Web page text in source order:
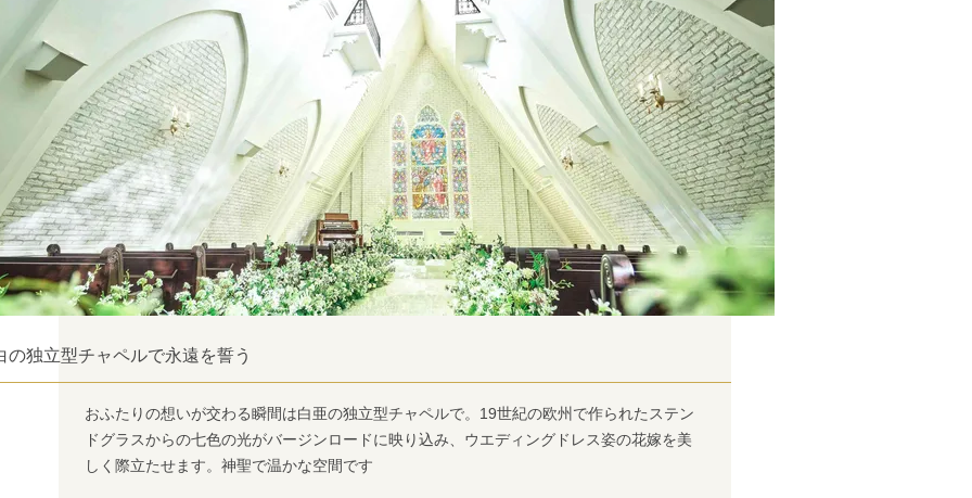
の独立型チャペルで永遠を誓う
おふたりの想いが交わる瞬間は白亜の独立型チャペルで。19世紀の欧州で作られたステン
ドグラスからの七色の光がバージンロードに映り込み、ウエディングドレス姿の花嫁を美
しく際立たせます。神聖で温かな空間です